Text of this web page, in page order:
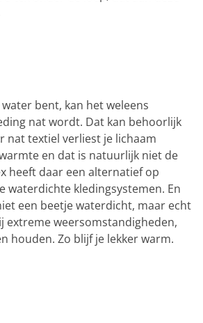
bent, kan het weleens
nat wordt. Dat kan behoorlijk
nat textiel verliest je lichaam
en dat is natuurlijk niet de
heeft daar een alternatief op
waterdichte kledingsystemen. En
een beetje waterdicht, maar echt
extreme weersomstandigheden,
houden. Zo blijf je lekker warm.